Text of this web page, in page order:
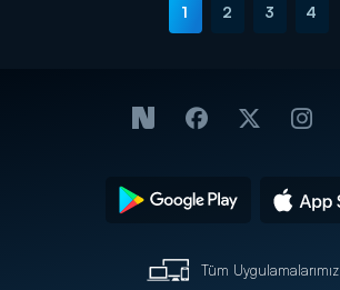
1 2 3 4
Tüm Uygulamalarımız